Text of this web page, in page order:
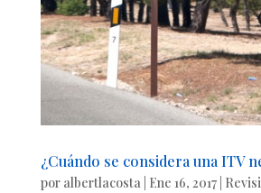
¿Cuándo se considera una ITV
por albertlacosta| Ene 16, 2017|